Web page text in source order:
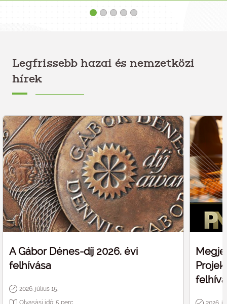
Legfrissebb hazai és nemzetközi
hírek
A Gábor Dénes-díj 2026. évi
felhívása
2026. július 15.
Olvasási idő: 5 perc